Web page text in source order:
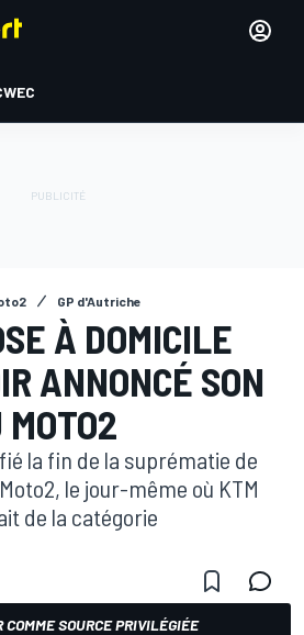
WEC
GP d'Autriche
À DOMICILE
ANNONCÉ SON
la fin de la suprématie de
le jour-même où KTM
de la catégorie
SOURCE PRIVILÉGIÉE